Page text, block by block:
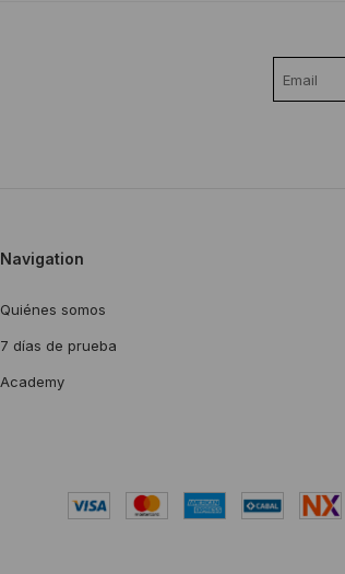
Navigation
Quiénes somos
7 días de prueba
Academy